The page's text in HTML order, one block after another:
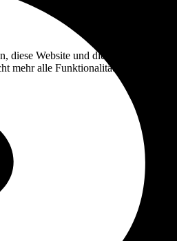
diese Website und die
mehr alle Funktionalitäten der Seite